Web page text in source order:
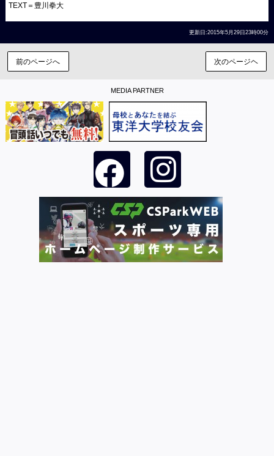
TEXT＝豊川拳大
更新日:2015年5月29日23時00分
前のページへ 次のページヘ
MEDIA PARTNER